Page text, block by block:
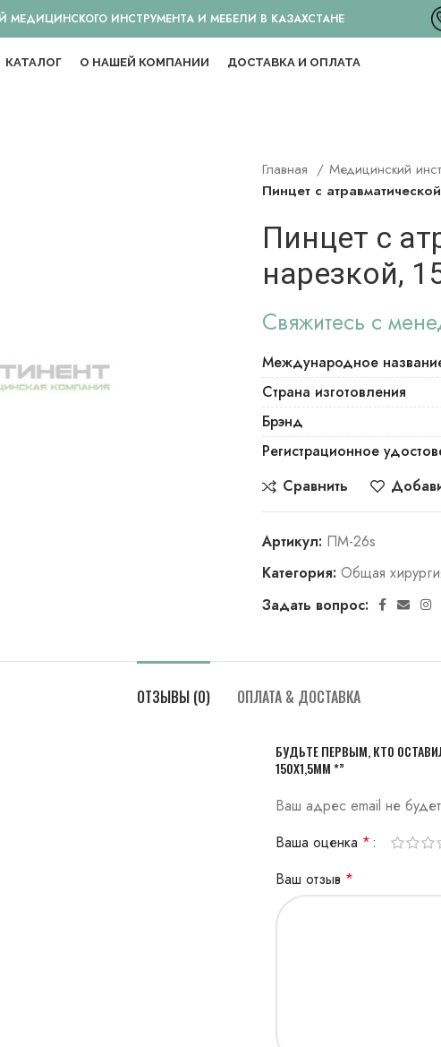
ИНСТРУМЕНТА И МЕБЕЛИ В КАЗАХСТАНЕ
КАТАЛОГ О НАШЕЙ КОМПАНИИ ДОСТАВКА И ОПЛАТА
Главная Медицинский
Пинцет с
Пинцет с
нарезкой,
Свяжитесь с
Международное
Страна изготовления
Брэнд
Регистрационное
Сравнить
Артикул: ПМ-26s
Категория: Общая
Задать вопрос:
ОТЗЫВЫ (0) ОПЛАТА & ДОСТАВКА
БУДЬТЕ ПЕРВЫМ, КТО
150Х1,5ММ *”
Ваш адрес email не
Ваша оценка *
Ваш отзыв *